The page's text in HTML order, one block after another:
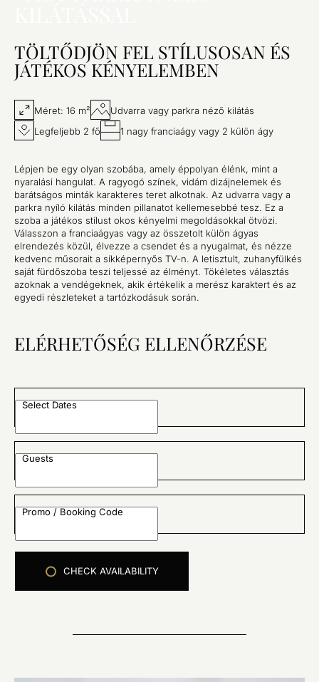
TÖLTŐDJÖN FEL STÍLUSOSAN ÉS
JÁTÉKOS KÉNYELEMBEN
Méret: 16 m²
Udvarra vagy parkra néző kilátás
Legfeljebb 2 fő
1 nagy franciaágy vagy 2 külön ágy
Lépjen be egy olyan szobába, amely éppolyan élénk, mint a
nyaralási hangulat. A ragyogó színek, vidám dizájnelemek és
barátságos minták karakteres teret alkotnak. Az udvarra vagy a
parkra nyíló kilátás minden pillanatot kellemesebbé tesz. Ez a
szoba a játékos stílust okos kényelmi megoldásokkal ötvözi.
Válasszon a franciaágyas vagy az összetolt külön ágyas
elrendezés közül, élvezze a csendet és a nyugalmat, és nézze
kedvenc műsorait a síkképernyős TV-n. A letisztult, zuhanyfülkés
saját fürdőszoba teszi teljessé az élményt. Tökéletes választás
azoknak a vendégeknek, akik értékelik a merész karaktert és az
egyedi részleteket a tartózkodásuk során.
ELÉRHETŐSÉG ELLENŐRZÉSE
Select Dates
Guests
Promo / Booking Code
CHECK AVAILABILITY